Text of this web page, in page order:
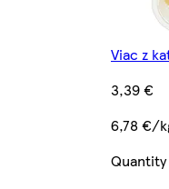
Viac z
3,39 €
6,78 €/